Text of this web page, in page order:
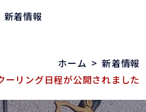
新着情報
ホーム > 新着情報
ーリング日程が公開されました